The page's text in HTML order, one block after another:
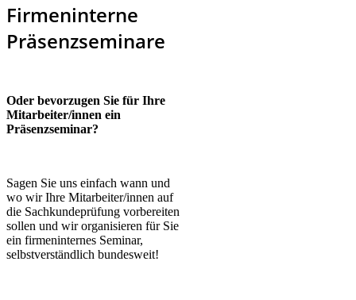
Firmeninterne
Präsenzseminare
Oder bevorzugen Sie für Ihre
Mitarbeiter/innen ein
Präsenzseminar?
Sagen Sie uns einfach wann und
wo wir Ihre Mitarbeiter/innen auf
die Sachkundeprüfung vorbereiten
sollen und wir organisieren für Sie
ein firmeninternes Seminar,
selbstverständlich bundesweit!